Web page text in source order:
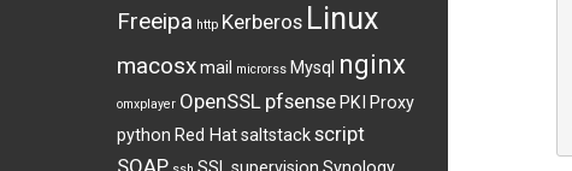
Freeipa http Kerberos Linux
macosxmail microrss Mysql nginx
omxplayer OpenSSL pfsense PKI Proxy
python Red Hatsaltstackscript
SOAP